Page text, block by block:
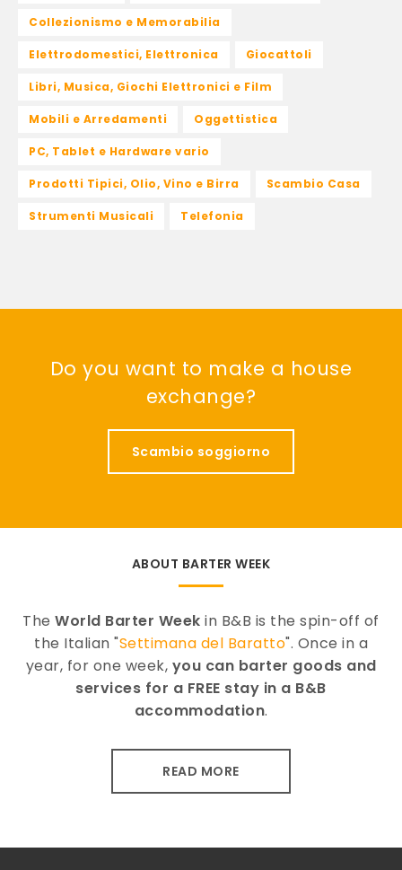
Collezionismo e Memorabilia
Elettrodomestici, Elettronica Giocattoli
Libri, Musica, Giochi Elettronici e Film
Mobili e Arredamenti Oggettistica
PC, Tablet e Hardware vario
Prodotti Tipici, Olio, Vino e Birra Scambio Casa
Strumenti Musicali Telefonia
Do you want to make a house
exchange?
Scambio soggiorno
ABOUT BARTER WEEK
TheWorld Barter Week in B&B is the spin-off of
the Italian "Settimana del Baratto". Once in a
year, for one week, you can barter goods and
services for a FREE stay in a B&B
accommodation.
READ MORE